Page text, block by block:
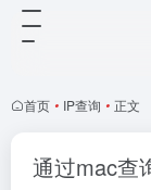
首页 • IP查询 • 正文
通过mac查